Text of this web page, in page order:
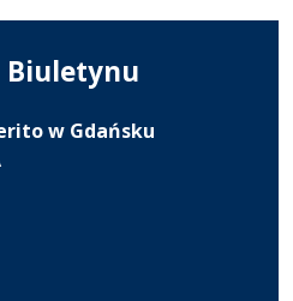
Biuletynu
w Gdańsku